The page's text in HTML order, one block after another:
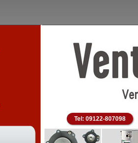
Tel: 09122-807098